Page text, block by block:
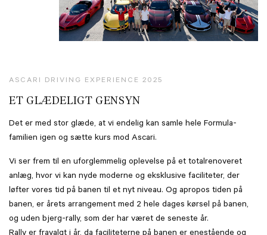
ASCARI DRIVING EXPERIENCE 2025
ET GLÆDELIGT GENSYN
Det er med stor glæde, at vi endelig kan samle hele Formula-
familien igen og sætte kurs mod Ascari.
Vi ser frem til en uforglemmelig oplevelse på et totalrenoveret
anlæg, hvor vi kan nyde moderne og eksklusive faciliteter, der
løfter vores tid på banen til et nyt niveau. Og apropos tiden på
banen, er årets arrangement med 2 hele dages kørsel på banen,
og uden bjerg-rally, som der har været de seneste år.